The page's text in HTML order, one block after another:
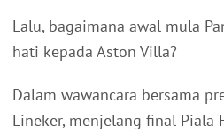
Lalu, bagaimana awal mula
hati kepada Aston Villa?
Dalam wawancara bersama
Lineker, menjelang final Piala